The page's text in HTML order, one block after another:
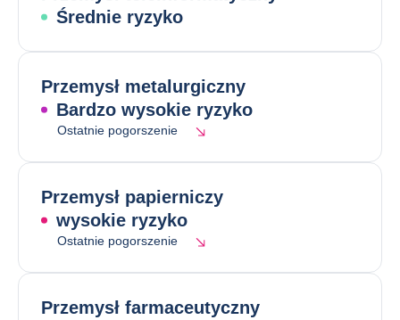
Średnie ryzyko
Przemysł metalurgiczny
Bardzo wysokie ryzyko
Ostatnie pogorszenie
Przemysł papierniczy
wysokie ryzyko
Ostatnie pogorszenie
Przemysł farmaceutyczny